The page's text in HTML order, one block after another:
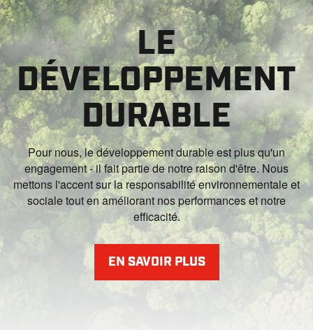
LE
DÉVELOPPEMENT
DURABLE
Pour nous, le développement durable est plus qu'un
engagement - il fait partie de notre raison d'être. Nous
mettons l'accent sur la responsabilité environnementale et
sociale tout en améliorant nos performances et notre
efficacité.
EN SAVOIR PLUS